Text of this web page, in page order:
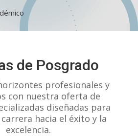
de Posgrado
profesionales y
con nuestra oferta de
diseñadas para
hacia el éxito y la
excelencia.